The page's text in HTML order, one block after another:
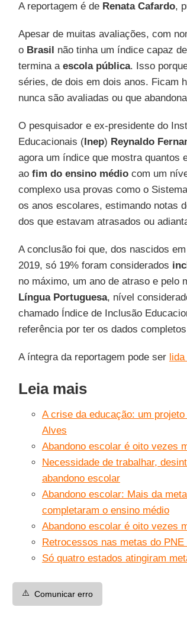
A reportagem é de Renata Cafardo,
Apesar de muitas avaliações, com
o Brasil não tinha um índice capaz
termina a escola pública. Isso
séries, de dois em dois anos. Ficam
nunca são avaliadas ou que
O pesquisador e ex-presidente do
Educacionais (Inep) Reynaldo
agora um índice que mostra quantos
ao fim do ensino médiocom um
complexo usa provas como o
os anos escolares, estimando notas
dos que estavam atrasados ou
A conclusão foi que, dos nascidos
2019, só 19% foram considerados
no máximo, um ano de atraso e pelo
Língua Portuguesa, nível
chamado Índice de Inclusão
referência por ter os dados
A íntegra da reportagem pode ser lida
Leia mais
A crise da educação: um
Alves
Abandono escolar é oito vezes
Necessidade de trabalhar,
abandono escolar
Abandono escolar: Mais da
completaram o ensino médio
Abandono escolar é oito vezes
Retrocessos nas metas do
Só quatro estados atingiram
⚠️ Comunicar erro